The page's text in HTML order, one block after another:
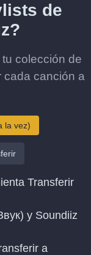
de
colección de
cada canción a
la vez)
Transferir
y Soundiiz
a